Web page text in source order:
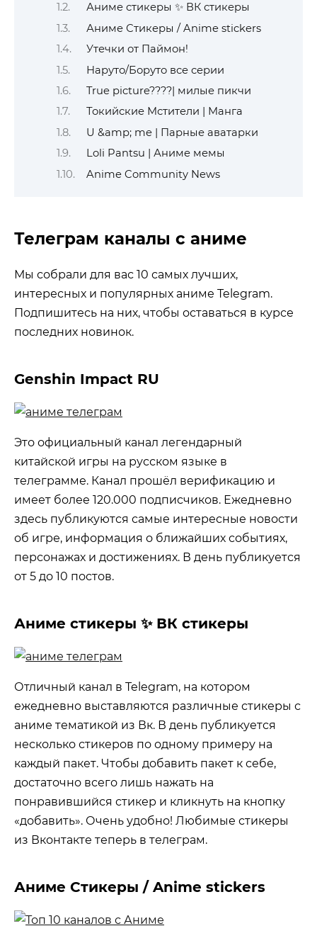
Аниме стикеры ✨ ВК стикеры
Аниме Стикеры / Anime stickers
Утечки от Паймон!
Наруто/Боруто все серии
True picture????| милые пикчи
Токийские Мстители | Манга
U &amp; me | Парные аватарки
Loli Pantsu | Аниме мемы
Anime Community News
Телеграм каналы с аниме
Мы собрали для вас 10 самых лучших,
интересных и популярных аниме Telegram.
Подпишитесь на них, чтобы оставаться в курсе
последних новинок.
Genshin Impact RU
Это официальный канал легендарный
китайской игры на русском языке в
телеграмме. Канал прошёл верификацию и
имеет более 120.000 подписчиков. Ежедневно
здесь публикуются самые интересные новости
об игре, информация о ближайших событиях,
персонажах и достижениях. В день публикуется
от 5 до 10 постов.
Аниме стикеры ✨ ВК стикеры
Отличный канал в Telegram, на котором
ежедневно выставляются различные стикеры с
аниме тематикой из Вк. В день публикуется
несколько стикеров по одному примеру на
каждый пакет. Чтобы добавить пакет к себе,
достаточно всего лишь нажать на
понравившийся стикер и кликнуть на кнопку
«добавить». Очень удобно! Любимые стикеры
из Вконтакте теперь в телеграм.
Аниме Стикеры / Anime stickers